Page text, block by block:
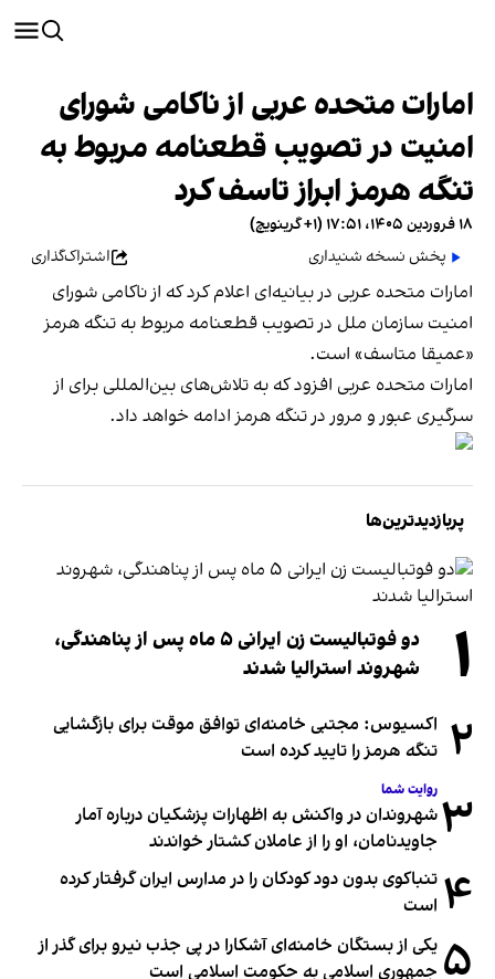
امارات متحده عربی از ناکامی شورای
امنیت در تصویب قطعنامه مربوط به
تنگه هرمز ابراز تاسف کرد
۱۸ فروردین ۱۴۰۵، ۱۷:۵۱ (‎+۱ گرینویچ)
پخش نسخه شنیداری
اشتراک‌گذاری
امارات متحده عربی در بیانیه‌ای اعلام کرد که از ناکامی شورای
امنیت سازمان ملل در تصویب قطعنامه مربوط به تنگه هرمز
«عمیقا متاسف» است.
امارات متحده عربی افزود که به تلاش‌های بین‌المللی برای از
سرگیری عبور و مرور در تنگه هرمز ادامه خواهد داد.
پربازدیدترین‌ها
۱
دو فوتبالیست زن ایرانی ۵ ماه پس از پناهندگی،
شهروند استرالیا شدند
۲ اکسیوس: مجتبی خامنه‌ای توافق موقت برای بازگشایی
تنگه هرمز را تایید کرده است
۳ روایت شما
شهروندان در واکنش به اظهارات پزشکیان درباره آمار
جاویدنامان، او را از عاملان کشتار خواندند
۴ تنباکوی بدون دود کودکان را در مدارس ایران گرفتار کرده
است
۵ یکی از بستگان خامنه‌ای آشکارا در پی جذب نیرو برای گذر از
جمهوری اسلامی به حکومت اسلامی است